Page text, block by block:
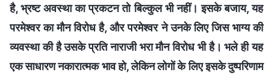
है, भ्रष्‍ट अवस्‍था का प्रकटन तो बिल्‍कुल भी नहीं। इसके बजाय, यह
परमेश्वर का मौन विरोध है, और परमेश्वर ने उनके लिए जिस भाग्य की
व्यवस्था की है उसके प्रति नाराजी भरा मौन विरोध भी है। भले ही यह
एक साधारण नकारात्मक भाव हो, लेकिन लोगों के लिए इसके दुष्परिणाम